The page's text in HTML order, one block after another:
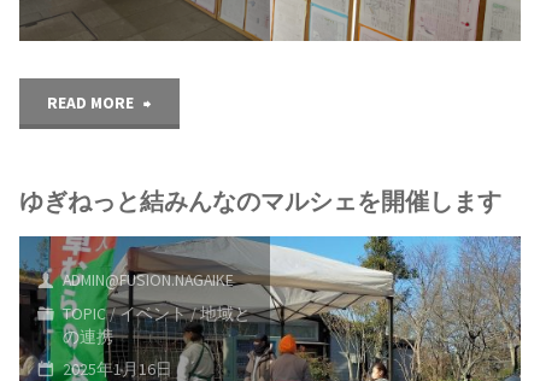
加
し
た"
READ MORE
ね
っ
と
結
ゆぎねっと結みんなのマルシェを開催します
ADMIN@FUSION.NAGAIKE
TOPIC/イベント/地域と
の連携
2025年1月16日